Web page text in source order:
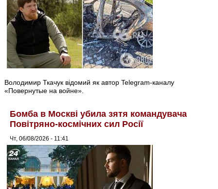
Володимир Ткачук відомий як автор Telegram-каналу
«Повернутые на войне».
Бомба в Москві убила зятя командувача
Повітряно-космічних сил Росії
Чт, 06/08/2026 - 11:41